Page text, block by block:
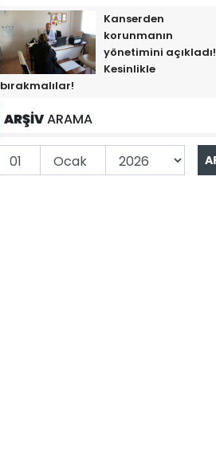
Kanserden
korunmanın
yönetimini açıkladı!
Kesinlikle
bırakmalılar!
ARŞİVARAMA